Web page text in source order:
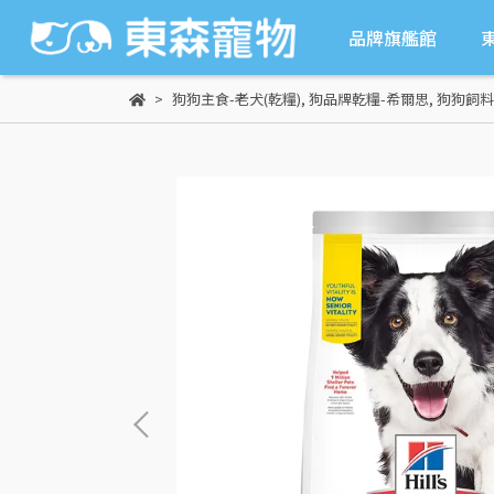
品牌旗艦館
狗狗主食-老犬(乾糧), 狗品牌乾糧-希爾思, 狗狗飼